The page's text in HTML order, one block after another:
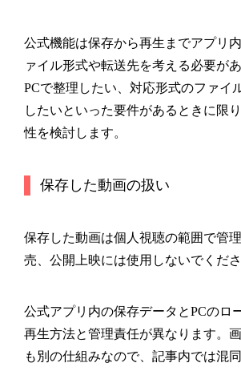
公式機能は保存から再生までアプリ
ァイル形式や転送先を考える必要が
PCで整理したい、対応形式のファイ
したいといった要件があるときに限
性を検討します。
保存した動画の扱い
保存した動画は個人視聴の範囲で管
売、公開上映には使用しないでくださ
公式アプリ内の保存データとPCのロ
再生方法と管理責任が異なります。
も別の仕組みなので、記事内では混